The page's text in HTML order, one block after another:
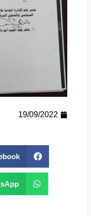
19/09/2022